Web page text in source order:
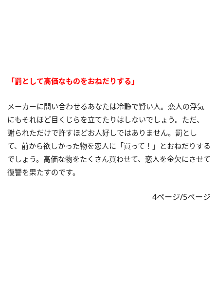
「罰として高価なものをおねだりする」
メーカーに問い合わせるあなたは冷静で賢い人。恋人の浮気
にもそれほど目くじらを立てたりはしないでしょう。ただ、
謝られただけで許すほどお人好しではありません。罰とし
て、前から欲しかった物を恋人に「買って！」とおねだりする
でしょう。高価な物をたくさん買わせて、恋人を金欠にさせて
復讐を果たすのです。
4ページ/5ページ